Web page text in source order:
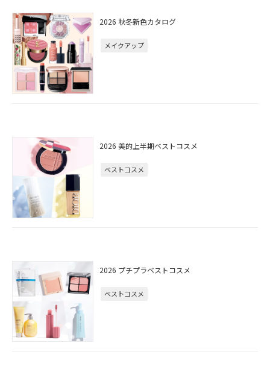
2026 秋冬新色カタログ
メイクアップ
2026 美的上半期ベストコスメ
ベストコスメ
2026 プチプラベストコスメ
ベストコスメ